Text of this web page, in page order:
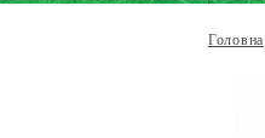
Головна